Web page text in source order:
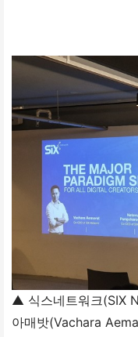
▲ 식스네트워크(SIX
아매밧(Vachara